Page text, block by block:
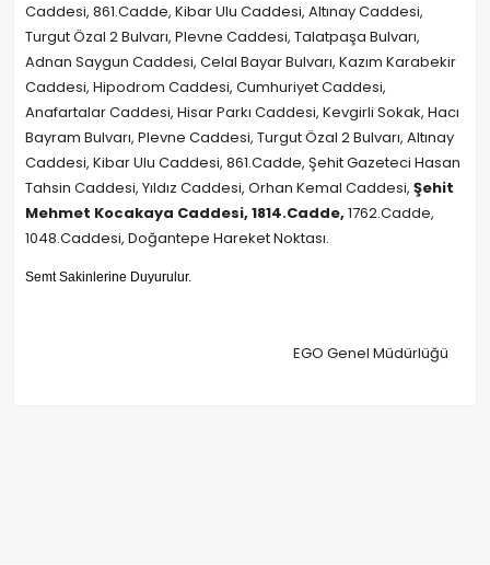
Caddesi, 861.Cadde, Kibar Ulu Caddesi, Altınay Caddesi,
Turgut Özal 2 Bulvarı, Plevne Caddesi, Talatpaşa Bulvarı,
Adnan Saygun Caddesi, Celal Bayar Bulvarı, Kazım Karabekir
Caddesi, Hipodrom Caddesi, Cumhuriyet Caddesi,
Anafartalar Caddesi, Hisar Parkı Caddesi, Kevgirli Sokak, Hacı
Bayram Bulvarı, Plevne Caddesi, Turgut Özal 2 Bulvarı, Altınay
Caddesi, Kibar Ulu Caddesi, 861.Cadde, Şehit Gazeteci Hasan
Tahsin Caddesi, Yıldız Caddesi, Orhan Kemal Caddesi, Şehit
Mehmet Kocakaya Caddesi, 1814.Cadde, 1762.Cadde,
1048.Caddesi, Doğantepe Hareket Noktası.
Semt Sakinlerine Duyurulur.
EGO Genel Müdürlüğü